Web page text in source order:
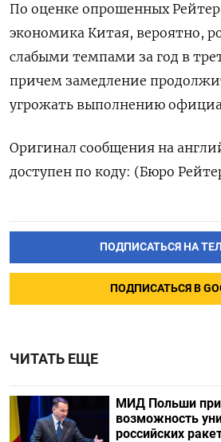
По оценке опрошенных
экономика Китая, вероятно,
слабыми темпами за год в
причем замедление
угрожать выполнению
Оригинал сообщения на
доступен по коду: (Бюро
ПОДПИСАТЬСЯ НА
ПОДПИСАТЬСЯ В
ЧИТАТЬ ЕЩЕ
МИД Польши
возможность
российских